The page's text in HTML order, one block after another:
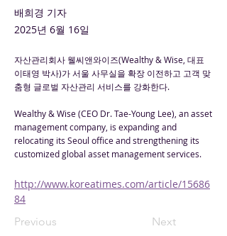
배희경 기자
2025년 6월 16일
자산관리회사 웰씨앤와이즈(Wealthy & Wise, 대표
이태영 박사)가 서울 사무실을 확장 이전하고 고객 맞
춤형 글로벌 자산관리 서비스를 강화한다.
Wealthy & Wise (CEO Dr. Tae-Young Lee), an asset
management company, is expanding and
relocating its Seoul office and strengthening its
customized global asset management services.
http://www.koreatimes.com/article/15686
84
Previous
Next